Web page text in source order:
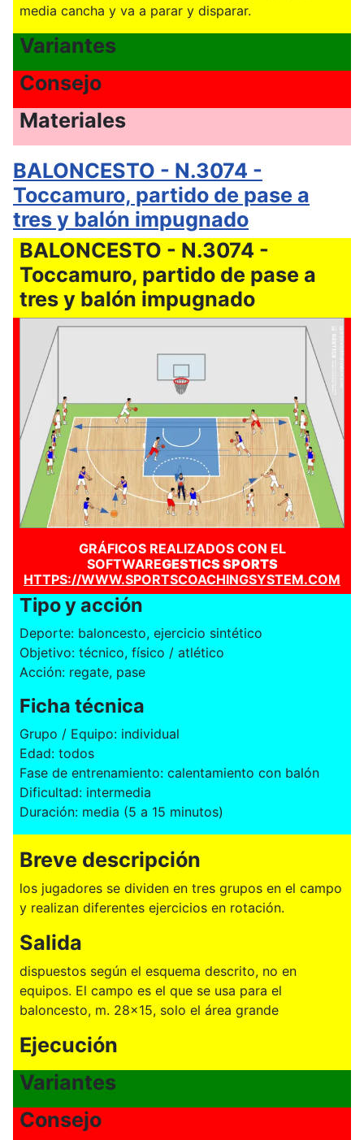
media cancha y va a parar y disparar.
Variantes
Consejo
Materiales
BALONCESTO - N.3074 -
Toccamuro, partido de pase a
tres y balón impugnado
BALONCESTO - N.3074 -
Toccamuro, partido de pase a
tres y balón impugnado
GRÁFICOS REALIZADOS CON EL
SOFTWAREGESTICS SPORTS
HTTPS://WWW.SPORTSCOACHINGSYSTEM.COM
Tipo y acción
Deporte: baloncesto, ejercicio sintético
Objetivo: técnico, físico / atlético
Acción: regate, pase
Ficha técnica
Grupo / Equipo: individual
Edad: todos
Fase de entrenamiento: calentamiento con balón
Dificultad: intermedia
Duración: media (5 a 15 minutos)
Breve descripción
los jugadores se dividen en tres grupos en el campo
y realizan diferentes ejercicios en rotación.
Salida
dispuestos según el esquema descrito, no en
equipos. El campo es el que se usa para el
baloncesto, m. 28x15, solo el área grande
Ejecución
Variantes
Consejo